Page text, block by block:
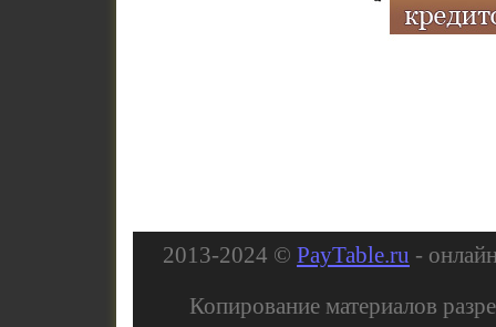
2013-2024 © PayTable.ru -
Копирование материалов